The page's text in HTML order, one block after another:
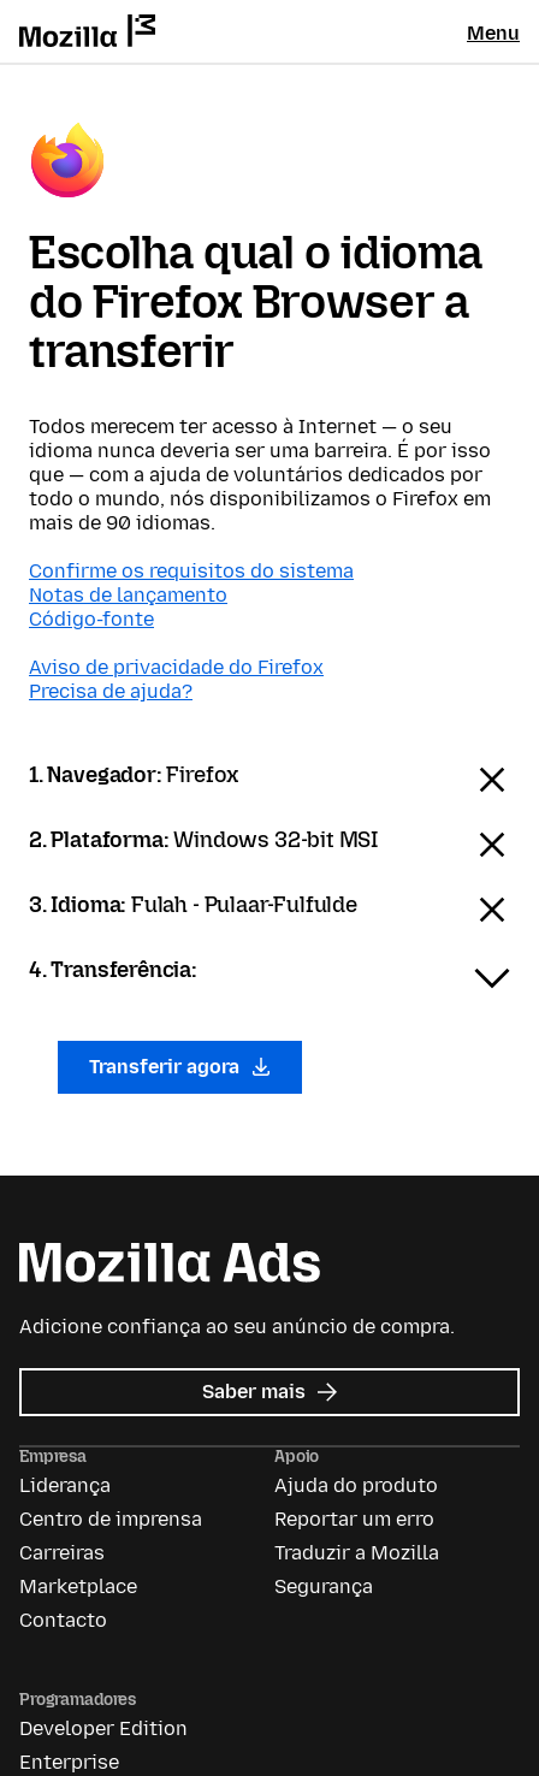
Menu
Escolha qual o idioma
do Firefox Browser a
transferir
Todos merecem ter acesso à Internet — o seu
idioma nunca deveria ser uma barreira. É por isso
que — com a ajuda de voluntários dedicados por
todo o mundo, nós disponibilizamos o Firefox em
mais de 90 idiomas.
Confirme os requisitos do sistema
Notas de lançamento
Código-fonte
Aviso de privacidade do Firefox
Precisa de ajuda?
1. Navegador:Firefox
2. Plataforma:Windows 32-bit MSI
3. Idioma:Fulah - Pulaar-Fulfulde
4. Transferência:
Transferir agora
Adicione confiança ao seu anúncio de compra.
Saber mais sobre
Anúncios
Mozilla
Empresa
Liderança
Centro de imprensa
Carreiras
Marketplace
Contacto
Apoio
Ajuda do produto
Reportar um erro
Traduzir a Mozilla
Segurança
Programadores
Developer Edition
Enterprise